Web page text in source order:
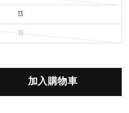
13
15
加入購物車